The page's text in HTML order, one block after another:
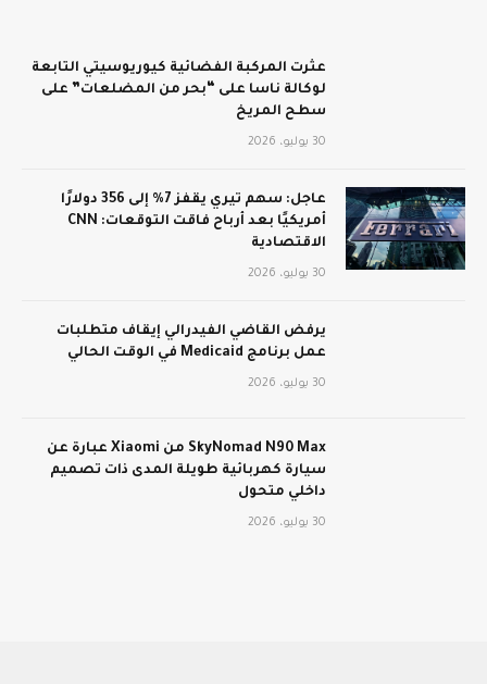
عثرت المركبة الفضائية كيوريوسيتي التابعة
لوكالة ناسا على “بحر من المضلعات” على
سطح المريخ
30 يوليو، 2026
عاجل: سهم تيري يقفز 7% إلى 356 دولارًا
أمريكيًا بعد أرباح فاقت التوقعات: CNN
الاقتصادية
30 يوليو، 2026
يرفض القاضي الفيدرالي إيقاف متطلبات
عمل برنامج Medicaid في الوقت الحالي
30 يوليو، 2026
SkyNomad N90 Max من Xiaomi عبارة عن
سيارة كهربائية طويلة المدى ذات تصميم
داخلي متحول
30 يوليو، 2026